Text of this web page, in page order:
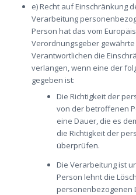
e) Recht auf Einschränkung
Verarbeitung
Person hat das vom
Verordnungsgeber gewährte
Verantwortlichen die
verlangen, wenn eine der
gegeben ist:
Die Richtigkeit der
von der betroffenen
eine Dauer, die es
die Richtigkeit der
überprüfen.
Die Verarbeitung ist
Person lehnt die
personenbezogenen